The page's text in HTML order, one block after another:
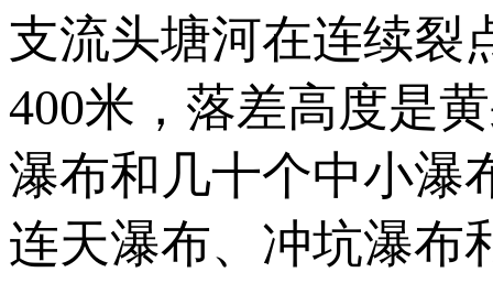
支流头塘河在连续裂
400米，落差高度是
瀑布和几十个中小瀑
连天瀑布、冲坑瀑布